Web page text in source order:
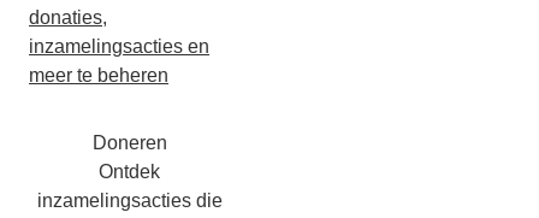
donaties,
inzamelingsacties en
meer te beheren
Doneren
Ontdek
inzamelingsacties die